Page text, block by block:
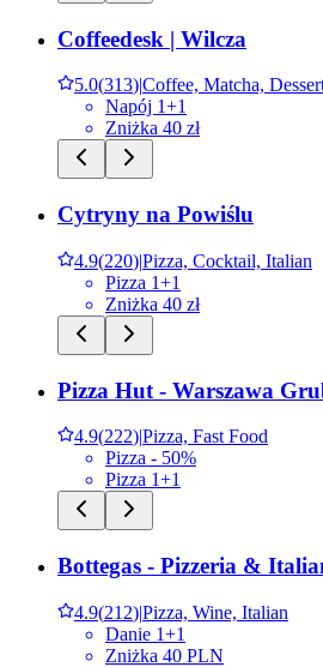
Coffeedesk | Wilcza
5.0(313)|Coffee, Matcha,
Napój 1+1
Zniżka 40 zł
Cytryny na Powiślu
4.9(220)|Pizza, Cocktail, Italian
Pizza 1+1
Zniżka 40 zł
Pizza Hut - Warszawa
4.9(222)|Pizza, Fast Food
Pizza - 50%
Pizza 1+1
Bottegas - Pizzeria &
4.9(212)|Pizza, Wine, Italian
Danie 1+1
Zniżka 40 PLN